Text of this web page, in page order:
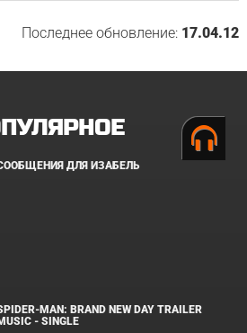
Последнее обновление: 17.04.12
ДЛЯ ИЗАБЕЛЬ
MAN: BRAND NEW DAY TRAILER
- SINGLE